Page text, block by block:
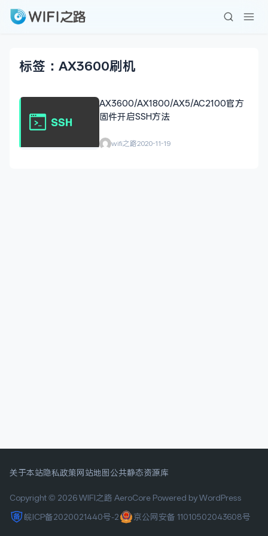
标签：AX3600刷机
AX3600/AX1800/AX5/AC2100官方
固件开启SSH方法
wifi之路2020-11-19
关于本站隐私政策网站地图 公共静态资源库
Copyright © 2026 WIFI之路 AeroCore Powered by WordPress
皖ICP备2020021440号-2
京公网安备 11010502043608号